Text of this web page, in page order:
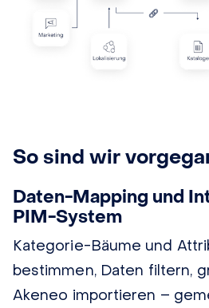
So sind wir
Daten-Mapping und
PIM-System
Kategorie-Bäume und
bestimmen, Daten filtern,
Akeneo importieren –